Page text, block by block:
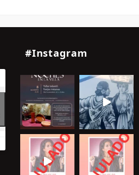
#Instagram